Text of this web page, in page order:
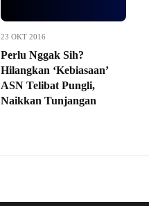
23 OKT 2016
Perlu Nggak Sih?
Hilangkan ‘Kebiasaan’
ASN Telibat Pungli,
Naikkan Tunjangan